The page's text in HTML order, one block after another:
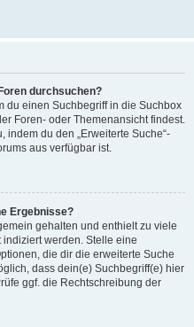
durchsuchen?
du einen Suchbegriff in die Suchbox
Foren- oder Themenansicht findest.
indem du den „Erweiterte Suche“-
aus verfügbar ist.
Ergebnisse?
gehalten und enthielt zu viele
werden. Stelle eine
die dir die erweiterte Suche
dass dein(e) Suchbegriff(e) hier
ggf. die Rechtschreibung der